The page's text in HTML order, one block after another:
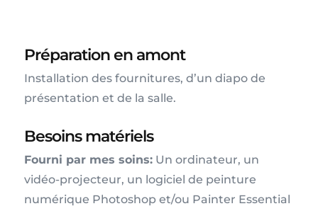
Préparation en amont
Installation des fournitures, d’un diapo de
présentation et de la salle.
Besoins matériels
Fourni par mes soins:Un ordinateur, un
vidéo-projecteur, un logiciel de peinture
numérique Photoshop et/ou Painter Essential